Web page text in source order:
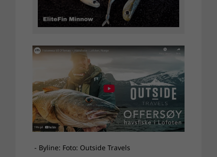
- Byline: Foto: Outside Travels